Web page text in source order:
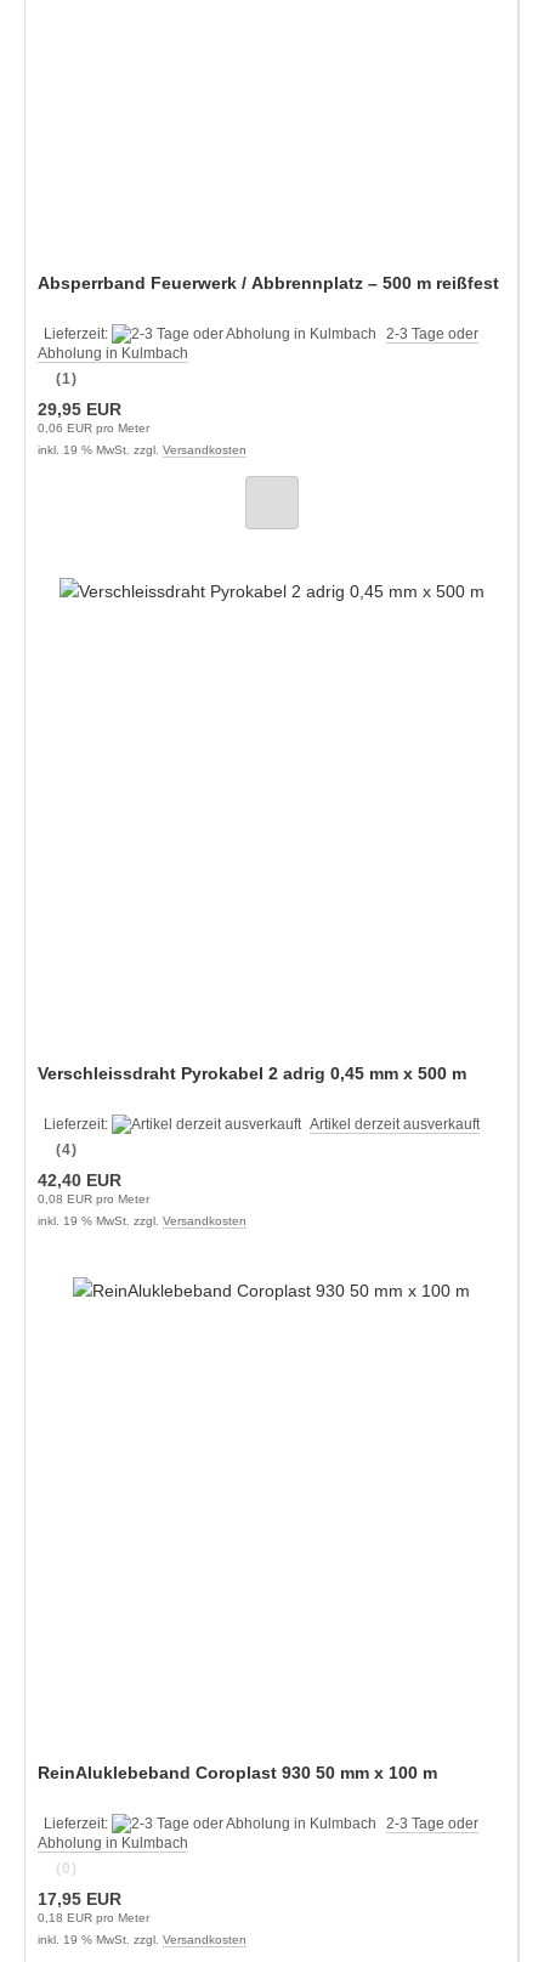
Absperrband Feuerwerk / Abbrennplatz – 500 m reißfest
Lieferzeit:
2-3 Tage oder
Abholung in Kulmbach
(1)
29,95 EUR
0,06 EUR pro Meter
inkl. 19 % MwSt. zzgl. Versandkosten
Verschleissdraht Pyrokabel 2 adrig 0,45 mm x 500 m
Lieferzeit:
Artikel derzeit ausverkauft
(4)
42,40 EUR
0,08 EUR pro Meter
inkl. 19 % MwSt. zzgl. Versandkosten
ReinAluklebeband Coroplast 930 50 mm x 100 m
Lieferzeit:
2-3 Tage oder
Abholung in Kulmbach
(0)
17,95 EUR
0,18 EUR pro Meter
inkl. 19 % MwSt. zzgl. Versandkosten